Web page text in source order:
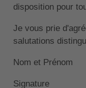
disposition pour
Je vous prie
salutations
Nom et Prénom
Signature